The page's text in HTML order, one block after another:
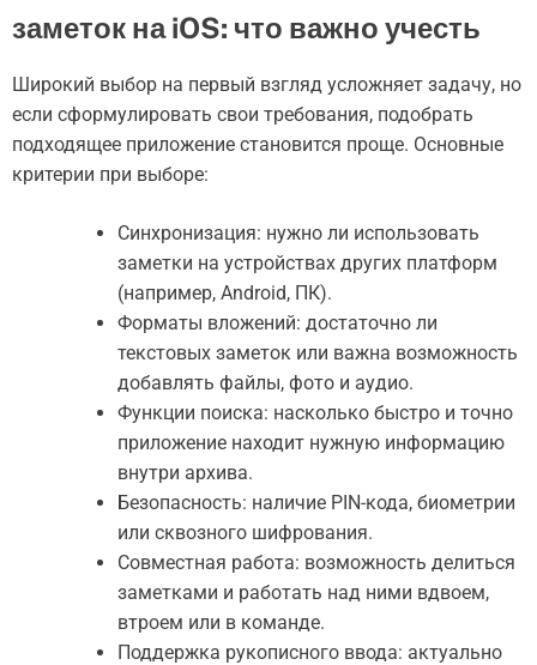
заметок на iOS: что важно учесть
Широкий выбор на первый взгляд усложняет задачу, но
если сформулировать свои требования, подобрать
подходящее приложение становится проще. Основные
критерии при выборе:
Синхронизация: нужно ли использовать
заметки на устройствах других платформ
(например, Android, ПК).
Форматы вложений: достаточно ли
текстовых заметок или важна возможность
добавлять файлы, фото и аудио.
Функции поиска: насколько быстро и точно
приложение находит нужную информацию
внутри архива.
Безопасность: наличие PIN-кода, биометрии
или сквозного шифрования.
Совместная работа: возможность делиться
заметками и работать над ними вдвоем,
втроем или в команде.
Поддержка рукописного ввода: актуально